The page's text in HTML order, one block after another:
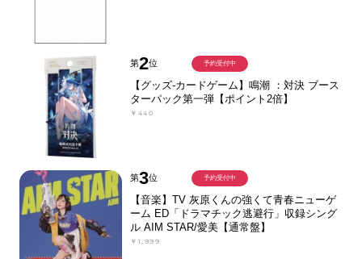
第2位
【グッズ-カードゲーム】鳴潮 ：対決 ブース
ターパック第一弾【ポイント2倍】
￥440
予約受付中
第3位
【音楽】TV 灰原くんの強くて青春ニューゲ
ーム ED「ドラマチック逃避行」収録シング
ル AIM STAR/愛美【通常盤】
￥1,999
予約受付中